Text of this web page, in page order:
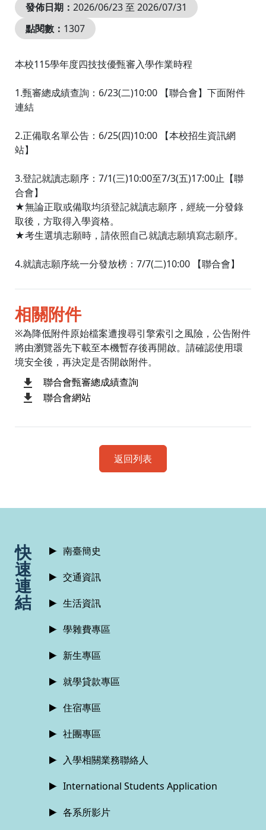
發佈日期： 2026/06/23 至 2026/07/31
點閱數： 1307
本校115學年度四技技優甄審入學作業時程
1.甄審總成績查詢：6/23(二)10:00 【聯合會】下面附件
連結
2.正備取名單公告：6/25(四)10:00 【本校招生資訊網
站】
3.登記就讀志願序：7/1(三)10:00至7/3(五)17:00止【聯
合會】
★無論正取或備取均須登記就讀志願序，經統一分發錄
取後，方取得入學資格。
★考生選填志願時，請依照自己就讀志願填寫志願序。
4.就讀志願序統一分發放榜：7/7(二)10:00 【聯合會】
相關附件
※為降低附件原始檔案遭搜尋引擎索引之風險，公告附件
將由瀏覽器先下載至本機暫存後再開啟。請確認使用環
境安全後，再決定是否開啟附件。
聯合會甄審總成績查詢
聯合會網站
返回列表
:::
快
速
連
結
南臺簡史
交通資訊
生活資訊
學雜費專區
新生專區
就學貸款專區
住宿專區
社團專區
入學相關業務聯絡人
International Students Application
各系所影片